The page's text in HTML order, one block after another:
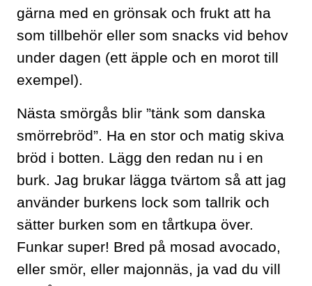
gärna med en grönsak och frukt att ha
som tillbehör eller som snacks vid behov
under dagen (ett äpple och en morot till
exempel).
Nästa smörgås blir ”tänk som danska
smörrebröd”. Ha en stor och matig skiva
bröd i botten. Lägg den redan nu i en
burk. Jag brukar lägga tvärtom så att jag
använder burkens lock som tallrik och
sätter burken som en tårtkupa över.
Funkar super! Bred på mosad avocado,
eller smör, eller majonnäs, ja vad du vill